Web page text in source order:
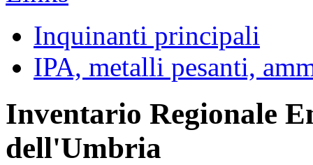
Inquinanti principali
IPA, metalli pesanti,
Inventario Regionale
dell'Umbria